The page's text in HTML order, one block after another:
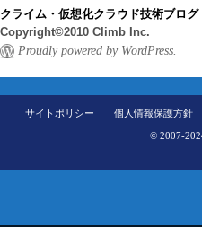
クライム・仮想化クラウド技術ブログ
Copyright©2010 Climb Inc.
Proudly powered by WordPress.
サイトポリシー 個人情報保護方針
© 2007-